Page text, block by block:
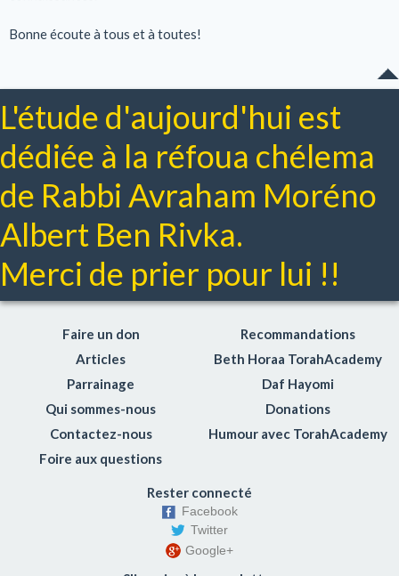
Bonne écoute à tous et à toutes!
L'étude d'aujourd'hui est
dédiée à la réfoua chélema
de Rabbi Avraham Moréno
Albert Ben Rivka.
Merci de prier pour lui !!
Faire un don
Articles
Parrainage
Qui sommes-nous
Contactez-nous
Foire aux questions
Recommandations
Beth Horaa TorahAcademy
Daf Hayomi
Donations
Humour avec TorahAcademy
Rester connecté
Facebook
Twitter
Google+